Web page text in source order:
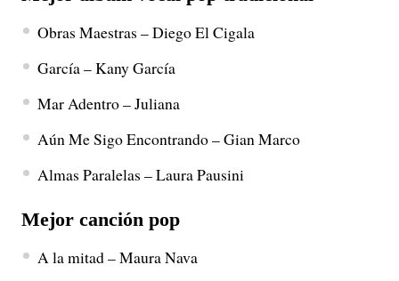
Obras Maestras – Diego El Cigala
García – Kany García
Mar Adentro – Juliana
Aún Me Sigo Encontrando – Gian Marco
Almas Paralelas – Laura Pausini
Mejor canción pop
A la mitad – Maura Nava